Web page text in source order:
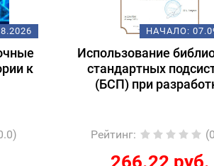
к
НАЧАЛО:
Использование
стандартных
(БСП) при
Рейтинг: